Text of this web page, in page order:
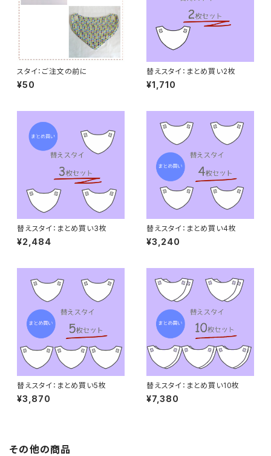
スタイ：ご注文の前に
¥50
替えスタイ：まとめ買い2枚
¥1,710
替えスタイ：まとめ買い3枚
¥2,484
替えスタイ：まとめ買い4枚
¥3,240
替えスタイ：まとめ買い5枚
¥3,870
替えスタイ：まとめ買い10枚
¥7,380
その他の商品